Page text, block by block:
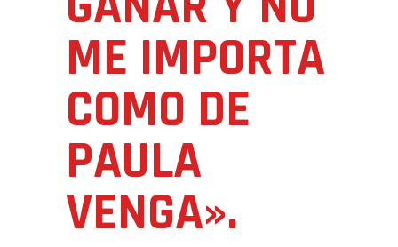
ME IMPORTA
COMO DE
PAULA
VENGA».